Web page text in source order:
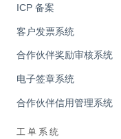
ICP 备案
客户发票系统
合作伙伴奖励审核系统
电子签章系统
合作伙伴信用管理系统
工单系统